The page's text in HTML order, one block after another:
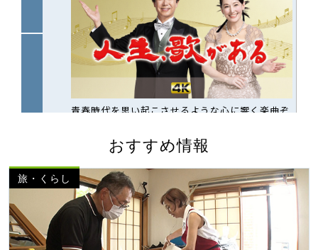
おすすめ情報
旅・くらし